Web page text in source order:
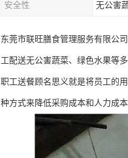
安全性 无公害
东莞市联旺膳食管理服务有限公
工配送无公害蔬菜、绿色水果等
职工送餐顾名思义就是将员工的
种方式来降低采购成本和人力成本